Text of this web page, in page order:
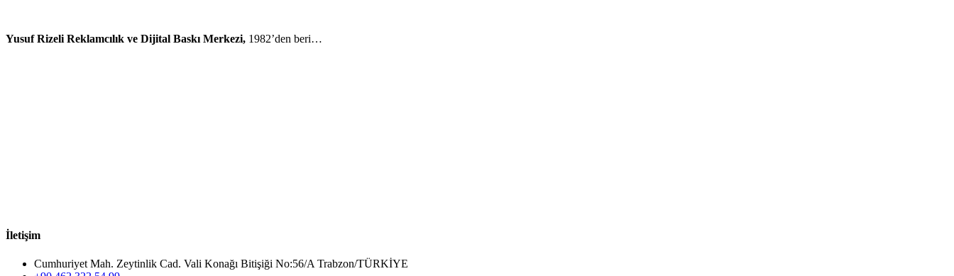
Yusuf Rizeli Reklamcılık ve Dijital Baskı Merkezi, 1982’den beri…
İletişim
Cumhuriyet Mah. Zeytinlik Cad. Vali Konağı Bitişiği No:56/A Trabzon/TÜRKİYE